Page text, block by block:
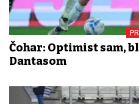
Čohar: Optimist sam,
Dantasom